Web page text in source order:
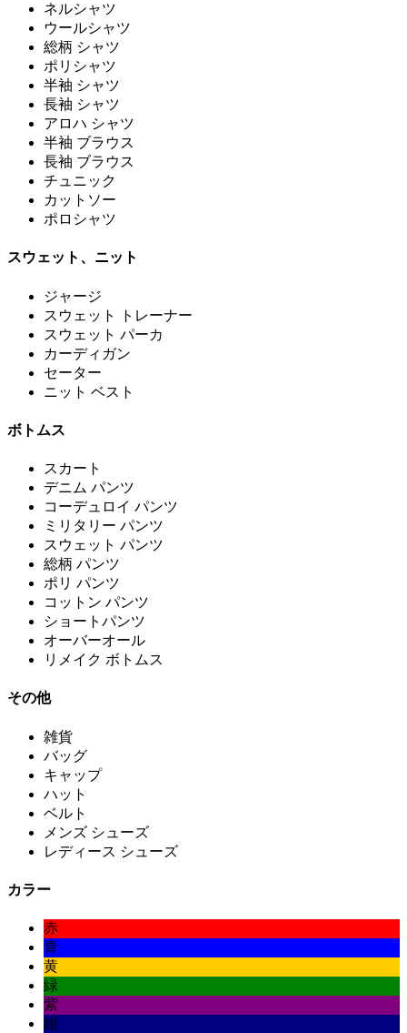
ネルシャツ
ウールシャツ
総柄 シャツ
ポリシャツ
半袖 シャツ
長袖 シャツ
アロハ シャツ
半袖 ブラウス
長袖 ブラウス
チュニック
カットソー
ポロシャツ
スウェット、ニット
ジャージ
スウェット トレーナー
スウェット パーカ
カーディガン
セーター
ニット ベスト
ボトムス
スカート
デニム パンツ
コーデュロイ パンツ
ミリタリー パンツ
スウェット パンツ
総柄 パンツ
ポリ パンツ
コットン パンツ
ショートパンツ
オーバーオール
リメイク ボトムス
その他
雑貨
バッグ
キャップ
ハット
ベルト
メンズ シューズ
レディース シューズ
カラー
赤
青
黄
緑
紫
紺